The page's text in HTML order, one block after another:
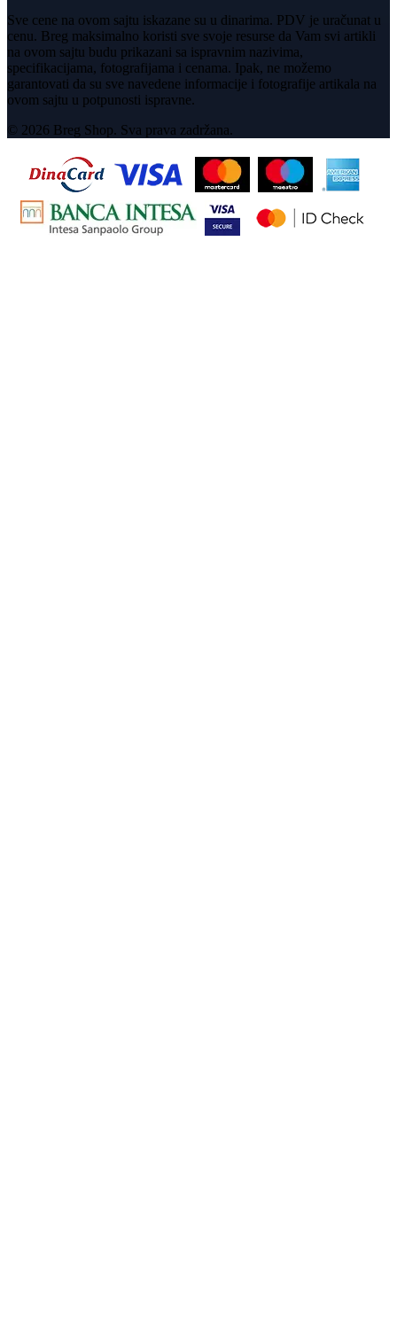
Sve cene na ovom sajtu iskazane su u dinarima. PDV je uračunat u
cenu. Breg maksimalno koristi sve svoje resurse da Vam svi artikli
na ovom sajtu budu prikazani sa ispravnim nazivima,
specifikacijama, fotografijama i cenama. Ipak, ne možemo
garantovati da su sve navedene informacije i fotografije artikala na
ovom sajtu u potpunosti ispravne.
© 2026 Breg Shop. Sva prava zadržana.